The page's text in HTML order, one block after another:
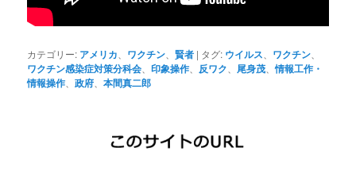
カテゴリー: アメリカ ワクチン 、賢者 | タグ: ウイルス ワクチン
ワクチン感染症対策分科会 、印象操作 反ワク 尾身茂 、情報工作・
情報操作 、政府 、本間真二郎